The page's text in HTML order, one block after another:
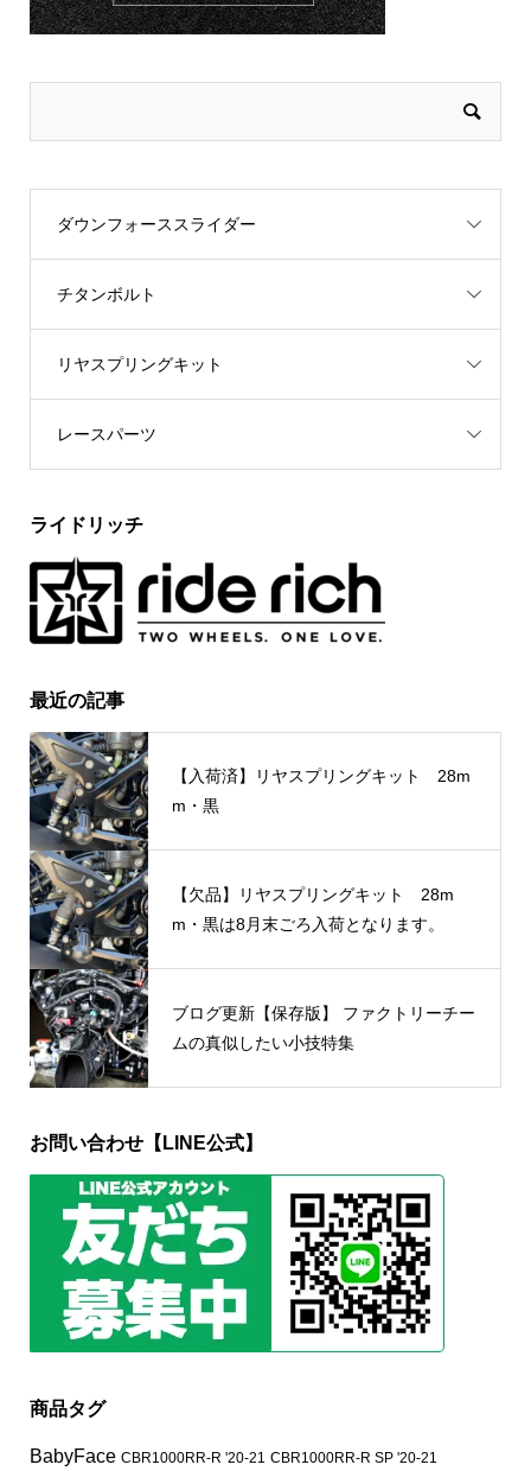
ダウンフォーススライダー
チタンボルト
リヤスプリングキット
レースパーツ
ライドリッチ
最近の記事
【入荷済】リヤスプリングキット 28m
m・黒
【欠品】リヤスプリングキット 28m
m・黒は8月末ごろ入荷となります。
ブログ更新【保存版】 ファクトリーチー
ムの真似したい小技特集
お問い合わせ【LINE公式】
商品タグ
BabyFace CBR1000RR-R '20-21 CBR1000RR-R SP '20-21